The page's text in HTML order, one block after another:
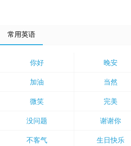
常用英语
你好 晚安
加油 当然
微笑 完美
没问题 谢谢你
不客气 生日快乐